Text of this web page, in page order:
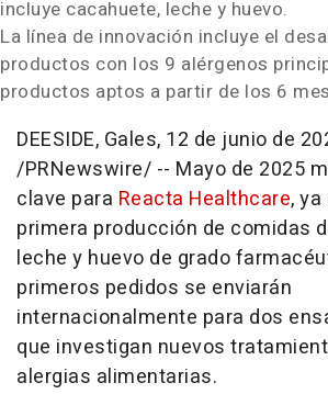
incluye cacahuete, leche y huevo.
La línea de innovación incluye el
productos con los 9 alérgenos
productos aptos a partir de los 6
DEESIDE, Gales, 12 de junio de
/PRNewswire/ -- Mayo de 2025
clave para Reacta Healthcare,
primera producción de comidas
leche y huevo de grado
primeros pedidos se enviarán
internacionalmente para dos
que investigan nuevos
alergias alimentarias.